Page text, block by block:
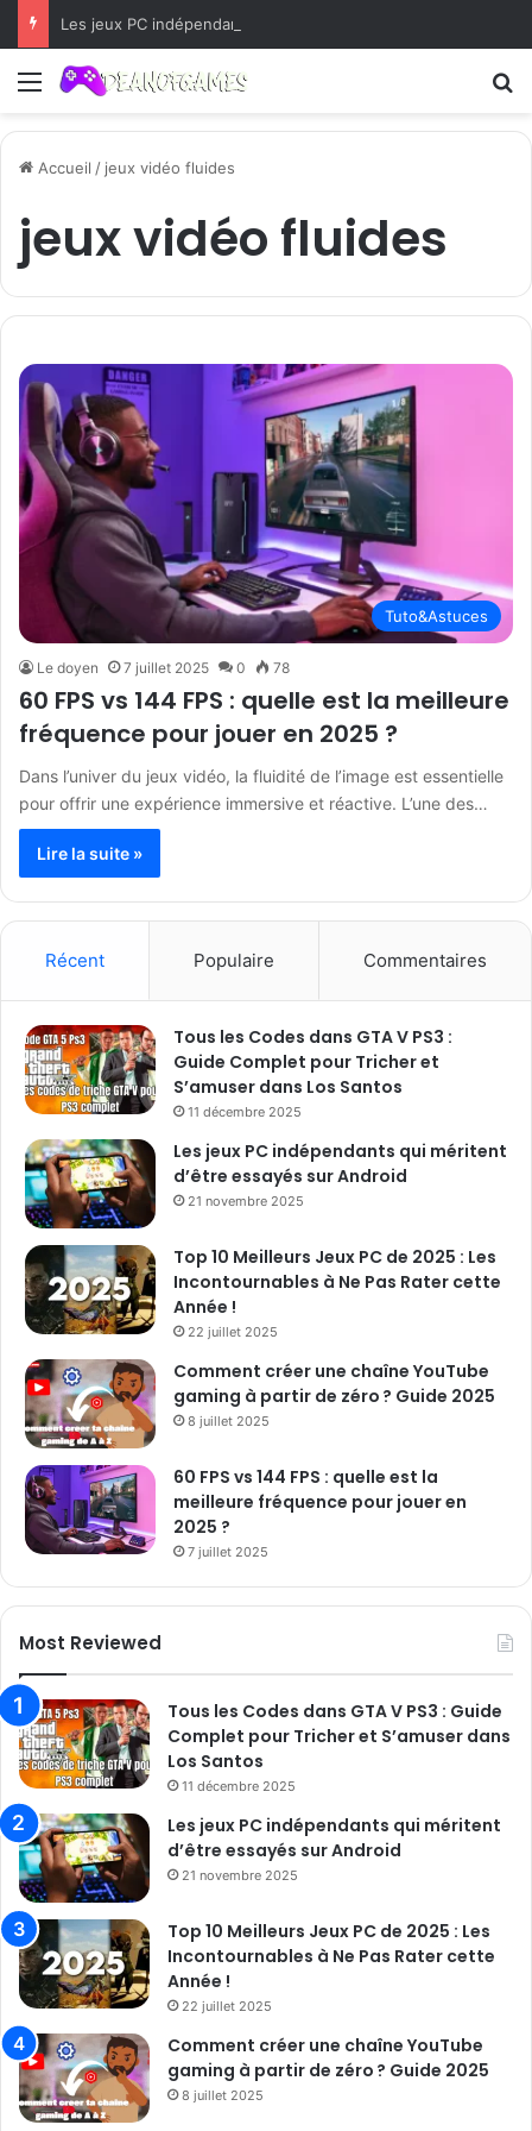
Menu
Accueil / jeux vidéo fluides
jeux vidéo fluides
Tuto&Astuces
Le doyen 7 juillet 2025 0 78
60 FPS vs 144 FPS : quelle est la meilleure
fréquence pour jouer en 2025 ?
Dans l’univer du jeux vidéo, la fluidité de l’image est essentielle
pour offrir une expérience immersive et réactive. L’une des…
Lire la suite »
Récent Populaire Commentaires
Tous les Codes dans GTA V PS3 :
Guide Complet pour Tricher et
S’amuser dans Los Santos
11 décembre 2025
Les jeux PC indépendants qui méritent
d’être essayés sur Android
21 novembre 2025
Top 10 Meilleurs Jeux PC de 2025 : Les
Incontournables à Ne Pas Rater cette
Année !
22 juillet 2025
Comment créer une chaîne YouTube
gaming à partir de zéro ? Guide 2025
8 juillet 2025
60 FPS vs 144 FPS : quelle est la
meilleure fréquence pour jouer en
2025 ?
7 juillet 2025
Most Reviewed
Tous les Codes dans GTA V PS3 : Guide
Complet pour Tricher et S’amuser dans
Los Santos
11 décembre 2025
Les jeux PC indépendants qui méritent
d’être essayés sur Android
21 novembre 2025
Top 10 Meilleurs Jeux PC de 2025 : Les
Incontournables à Ne Pas Rater cette
Année !
22 juillet 2025
Comment créer une chaîne YouTube
gaming à partir de zéro ? Guide 2025
8 juillet 2025